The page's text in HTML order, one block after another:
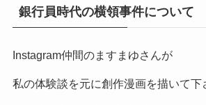
銀行員時代の横領事件について
Instagram仲間のますまゆさんが
私の体験談を元に創作漫画を描いて下